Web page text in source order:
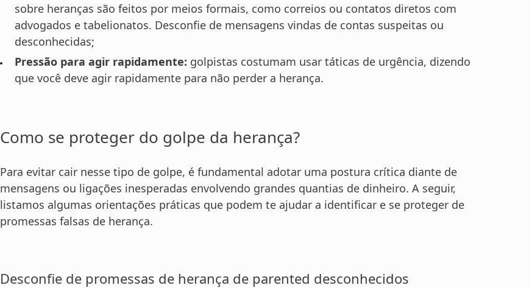
sobre heranças são feitos por meios formais, como correios ou contatos diretos com
advogados e tabelionatos. Desconfie de mensagens vindas de contas suspeitas ou
desconhecidas;
Pressão para agir rapidamente: golpistas costumam usar táticas de urgência, dizendo
que você deve agir rapidamente para não perder a herança.
Como se proteger do golpe da herança?
Para evitar cair nesse tipo de golpe, é fundamental adotar uma postura crítica diante de
mensagens ou ligações inesperadas envolvendo grandes quantias de dinheiro. A seguir,
listamos algumas orientações práticas que podem te ajudar a identificar e se proteger de
promessas falsas de herança.
Desconfie de promessas de herança de parented desconhecidos